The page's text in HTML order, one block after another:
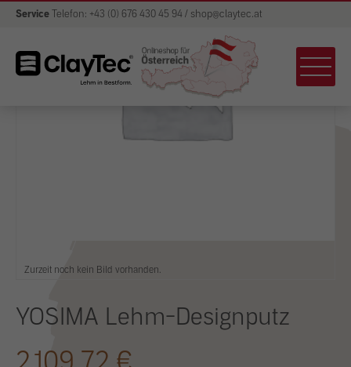
Service Telefon: +43 (0) 676 430 45 94 / shop@claytec.at
Zurzeit noch kein Bild vorhanden.
YOSIMA Lehm-Designputz